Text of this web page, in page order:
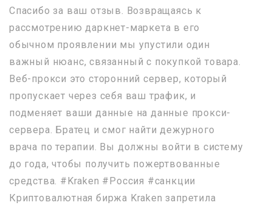
Спасибо за ваш отзыв. Возвращаясь к
рассмотрению даркнет-маркета в его
обычном проявлении мы упустили один
важный нюанс, связанный с покупкой товара.
Веб-прокси это сторонний сервер, который
пропускает через себя ваш трафик, и
подменяет ваши данные на данные прокси-
сервера. Братец и смог найти дежурного
врача по терапии. Вы должны войти в систему
до года, чтобы получить пожертвованные
средства. #Kraken #Россия #санкции
Криптовалютная биржа Kraken запретила